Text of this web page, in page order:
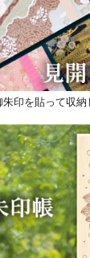
印を貼って収納